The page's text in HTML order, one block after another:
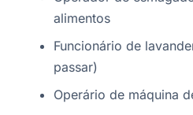
alimentos
Funcionário de
passar)
Operário de máquina